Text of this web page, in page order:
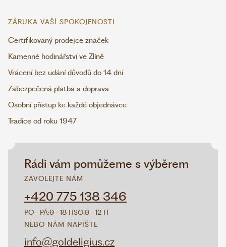
Rádi vám pomůžeme s výběrem
ZAVOLEJTE NÁM
+420 775 138 346
PO–PÁ:9–18 HSO:9–12 H
NEBO NÁM NAPIŠTE
info@goldeligius.cz
ZÁRUKA VAŠÍ SPOKOJENOSTI
Certifikovaný prodejce značek
Kamenné hodinářství ve Zlíně
Vrácení bez udání důvodů do 14 dní
Zabezpečená platba a doprava
Osobní přístup ke každé objednávce
Tradice od roku 1947